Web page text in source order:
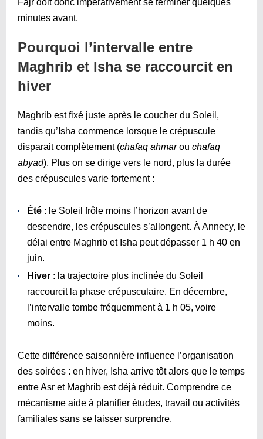
minutes avant.
Pourquoi l’intervalle entre
Maghrib et Isha se raccourcit en
hiver
Maghrib est fixé juste après le coucher du Soleil,
tandis qu’Isha commence lorsque le crépuscule
disparait complètement (chafaq ahmarou chafaq
abyad). Plus on se dirige vers le nord, plus la durée
des crépuscules varie fortement :
Été : le Soleil frôle moins l’horizon avant de
descendre, les crépuscules s’allongent. À Annecy, le
délai entre Maghrib et Isha peut dépasser 1 h 40 en
juin.
Hiver : la trajectoire plus inclinée du Soleil
raccourcit la phase crépusculaire. En décembre,
l’intervalle tombe fréquemment à 1 h 05, voire
moins.
Cette différence saisonnière influence l’organisation
des soirées : en hiver, Isha arrive tôt alors que le temps
entre Asr et Maghrib est déjà réduit. Comprendre ce
mécanisme aide à planifier études, travail ou activités
familiales sans se laisser surprendre.